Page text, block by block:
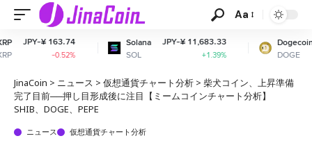
Aa
Solana
SOL
JPY-¥ 11,683.33
+1.39%
Dogecoin
DOGE
JPY-¥ 11.04
+2.11%
JinaCoin > ニュース > 仮想通貨チャート分析 > 柴犬コイン、上昇準備
完了目前──押し目形成後に注目【ミームコインチャート分析】
SHIB、DOGE、PEPE
ニュース 仮想通貨チャート分析